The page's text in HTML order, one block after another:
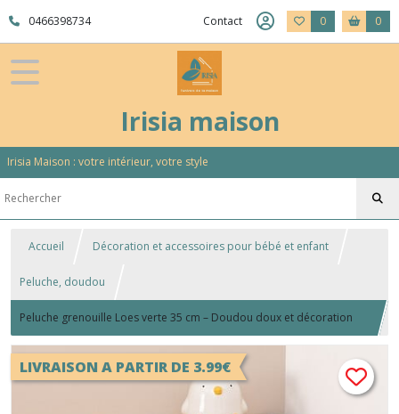
0466398734 Contact 0 0
Irisia maison
Irisia Maison : votre intérieur, votre style
Accueil Décoration et accessoires pour bébé et enfant
Peluche, doudou
Peluche grenouille Loes verte 35 cm – Doudou doux et décoration
enfant
LIVRAISON A PARTIR DE 3.99€